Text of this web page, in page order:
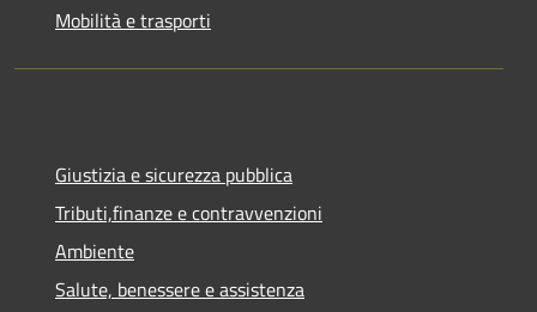
Mobilità e trasporti
Giustizia e sicurezza pubblica
Tributi,finanze e contravvenzioni
Ambiente
Salute, benessere e assistenza